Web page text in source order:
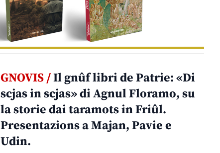
GNOVIS /Il gnûf libri de Patrie: «Di
scjas in scjas» di Agnul Floramo, su
la storie dai taramots in Friûl.
Presentazions a Majan, Pavie e
Udin.